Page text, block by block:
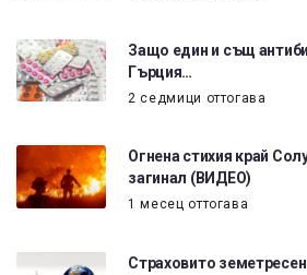
Защо един и същ
Гърция…
2 седмици оттогава
Огнена стихия край
загинал (ВИДЕО)
1 месец оттогава
Страховито